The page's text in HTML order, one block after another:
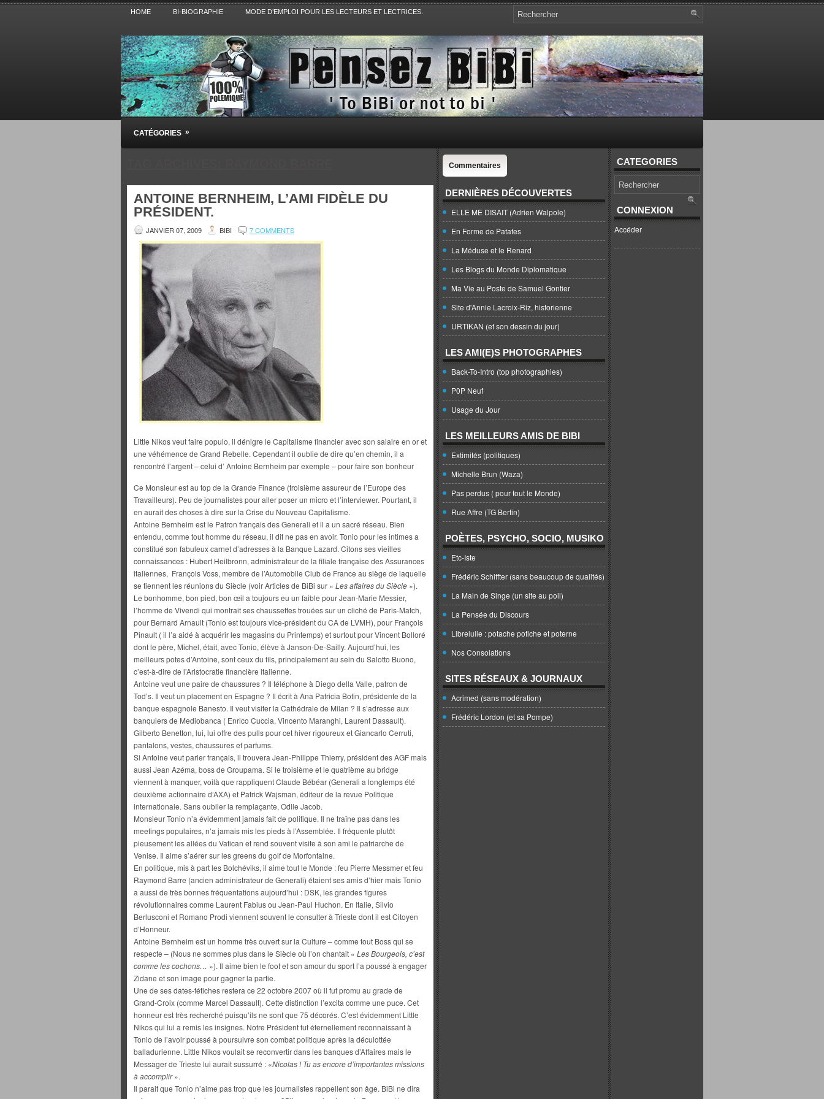
HOME BI-BIOGRAPHIE MODE D’EMPLOI POUR LES LECTEURS ET LECTRICES.
Pensez BiBi
Blog polémique sur l'Actualité, la Culture, la Politique, le Sport,. Avec Revue de presse et de blogs.
CATÉGORIES »
ANTOINE BERNHEIM, L’AMI FIDÈLE DU
PRÉSIDENT.
JANVIER 07, 2009 BIBI 7 COMMENTS
Little Nikos veut faire populo, il dénigre le Capitalisme financier avec son salaire en or et
une véhémence de Grand Rebelle. Cependant il oublie de dire qu’en chemin, il a
rencontré l’argent – celui d’ Antoine Bernheim par exemple – pour faire son bonheur
Ce Monsieur est au top de la Grande Finance (troisième assureur de l’Europe des
Travailleurs). Peu de journalistes pour aller poser un micro et l’interviewer. Pourtant, il
en aurait des choses à dire sur la Crise du Nouveau Capitalisme.
Antoine Bernheim est le Patron français des Generali et il a un sacré réseau. Bien
entendu, comme tout homme du réseau, il dit ne pas en avoir. Tonio pour les intimes a
constitué son fabuleux carnet d’adresses à la Banque Lazard. Citons ses vieilles
connaissances : Hubert Heilbronn, administrateur de la filiale française des Assurances
italiennes, François Voss, membre de l’Automobile Club de France au siège de laquelle
se tiennent les réunions du Siècle (voir Articles de BiBi sur « Les affaires du Siècle »).
Le bonhomme, bon pied, bon œil a toujours eu un faible pour Jean-Marie Messier,
l’homme de Vivendi qui montrait ses chaussettes trouées sur un cliché de Paris-Match,
pour Bernard Arnault (Tonio est toujours vice-président du CA de LVMH), pour François
Pinault ( il l’a aidé à acquérir les magasins du Printemps) et surtout pour Vincent Bolloré
dont le père, Michel, était, avec Tonio, élève à Janson-De-Sailly. Aujourd’hui, les
meilleurs potes d’Antoine, sont ceux du fils, principalement au sein du Salotto Buono,
c’est-à-dire de l’Aristocratie financière italienne.
Antoine veut une paire de chaussures ? Il téléphone à Diego della Valle, patron de
Tod’s. Il veut un placement en Espagne ? Il écrit à Ana Patricia Botin, présidente de la
banque espagnole Banesto. Il veut visiter la Cathédrale de Milan ? Il s’adresse aux
banquiers de Mediobanca ( Enrico Cuccia, Vincento Maranghi, Laurent Dassault).
Gilberto Benetton, lui, lui offre des pulls pour cet hiver rigoureux et Giancarlo Cerruti,
pantalons, vestes, chaussures et parfums.
Si Antoine veut parler français, il trouvera Jean-Philippe Thierry, président des AGF mais
aussi Jean Azéma, boss de Groupama. Si le troisième et le quatrième au bridge
viennent à manquer, voilà que rappliquent Claude Bébéar (Generali a longtemps été
deuxième actionnaire d’AXA) et Patrick Wajsman, éditeur de la revue Politique
internationale. Sans oublier la remplaçante, Odile Jacob.
Monsieur Tonio n’a évidemment jamais fait de politique. Il ne traîne pas dans les
meetings populaires, n’a jamais mis les pieds à l’Assemblée. Il fréquente plutôt
pieusement les allées du Vatican et rend souvent visite à son ami le patriarche de
Venise. Il aime s’aérer sur les greens du golf de Morfontaine.
En politique, mis à part les Bolchéviks, il aime tout le Monde : feu Pierre Messmer et feu
Raymond Barre (ancien administrateur de Generali) étaient ses amis d’hier mais Tonio
a aussi de très bonnes fréquentations aujourd’hui : DSK, les grandes figures
révolutionnaires comme Laurent Fabius ou Jean-Paul Huchon. En Italie, Silvio
Berlusconi et Romano Prodi viennent souvent le consulter à Trieste dont il est Citoyen
d’Honneur.
Antoine Bernheim est un homme très ouvert sur la Culture – comme tout Boss qui se
respecte – (Nous ne sommes plus dans le Siècle où l’on chantait « Les Bourgeois, c’est
comme les cochons… »). Il aime bien le foot et son amour du sport l’a poussé à engager
Zidane et son image pour gagner la partie.
Une de ses dates-fétiches restera ce 22 octobre 2007 où il fut promu au grade de
Grand-Croix (comme Marcel Dassault). Cette distinction l’excita comme une puce. Cet
honneur est très recherché puisqu’ils ne sont que 75 décorés. C’est évidemment Little
Nikos qui lui a remis les insignes. Notre Président fut éternellement reconnaissant à
Tonio de l’avoir poussé à poursuivre son combat politique après la déculottée
balladurienne. Little Nikos voulait se reconvertir dans les banques d’Affaires mais le
Messager de Trieste lui aurait sussurré : «Nicolas ! Tu asencore d’importantes missions
à accomplir».
Il parait que Tonio n’aime pas trop que les journalistes rappellent son âge. BiBi ne dira
Commentaires
DERNIÈRES DÉCOUVERTES
ELLE ME DISAIT (Adrien Walpole)
En Forme de Patates
La Méduse et le Renard
Les Blogs du Monde Diplomatique
Ma Vie au Poste de Samuel Gontier
Site d'Annie Lacroix-Riz, historienne
URTIKAN (et son dessin du jour)
LES AMI(E)S PHOTOGRAPHES
Back-To-Intro (top photographies)
P0P Neuf
Usage du Jour
LES MEILLEURS AMIS DE BIBI
Extimités (politiques)
Michelle Brun (Waza)
Pas perdus ( pour tout le Monde)
Rue Affre (TG Bertin)
POÈTES, PSYCHO, SOCIO, MUSIKO
Etc-Iste
Frédéric Schiffter (sans beaucoup de qualités)
La Main de Singe (un site au poil)
La Pensée du Discours
Librelulle : potache potiche et poterne
Nos Consolations
SITES RÉSEAUX & JOURNAUX
Acrimed (sans modération)
Frédéric Lordon (et sa Pompe)
CATEGORIES
CONNEXION
Accéder